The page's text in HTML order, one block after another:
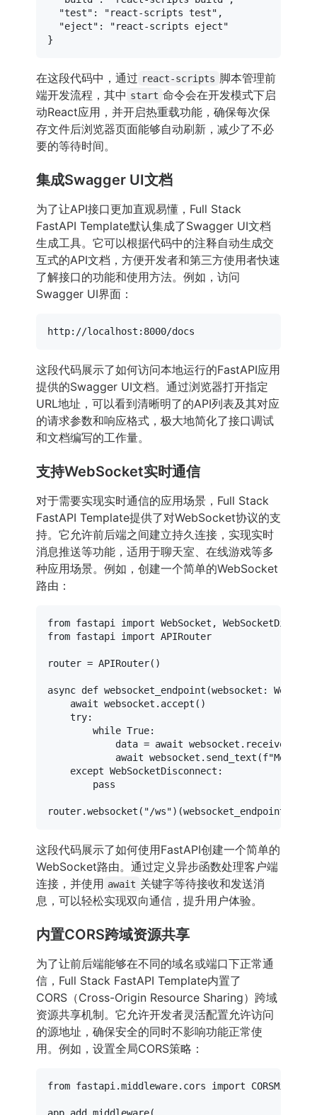
"test" : "react-scripts test" ,
"eject" :
"react-scripts eject"
在这段代码中，通过 react-scripts 脚本管理前
端开发流程，其中 start 命令会在开发模式下启
动React应用，并开启热重载功能，确保每次保
存文件后浏览器页面能够自动刷新，减少了不必
要的等待时间。
集成Swagger UI文档
为了让API接口更加直观易懂，Full Stack
FastAPI Template默认集成了Swagger UI文档
生成工具。它可以根据代码中的注释自动生成交
互式的API文档，方便开发者和第三方使用者快速
了解接口的功能和使用方法。例如，访问
Swagger UI界面：
这段代码展示了如何访问本地运行的FastAPI应用
提供的Swagger UI文档。通过浏览器打开指定
URL地址，可以看到清晰明了的API列表及其对应
的请求参数和响应格式，极大地简化了接口调试
和文档编写的工作量。
支持WebSocket实时通信
对于需要实现实时通信的应用场景，Full Stack
FastAPI Template提供了对WebSocket协议的支
持。它允许前后端之间建立持久连接，实现实时
消息推送等功能，适用于聊天室、在线游戏等多
种应用场景。例如，创建一个简单的WebSocket
路由：
from fastapi import
from fastapi import APIRouter
router = APIRouter()
async def websocket_endpoint (websocket:
await websocket.accept()
try:
while True:
            data =
await
await websocket.send_text(
except WebSocketDisconnect:
pass
router.websocket( "/ws"
这段代码展示了如何使用FastAPI创建一个简单的
WebSocket路由。通过定义异步函数处理客户端
连接，并使用 await 关键字等待接收和发送消
息，可以轻松实现双向通信，提升用户体验。
内置CORS跨域资源共享
为了让前后端能够在不同的域名或端口下正常通
信，Full Stack FastAPI Template内置了
CORS（Cross-Origin Resource Sharing）跨域
资源共享机制。它允许开发者灵活配置允许访问
的源地址，确保安全的同时不影响功能正常使
用。例如，设置全局CORS策略：
from fastapi.middleware.cors import
app.add_middleware(